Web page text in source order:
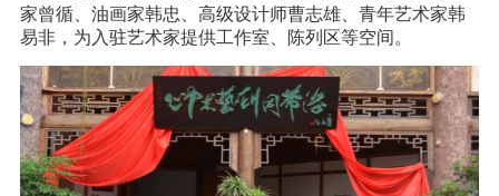
家曾循、油画家韩忠、高级设计师曹志雄、青年艺术家韩
易非，为入驻艺术家提供工作室、陈列区等空间。